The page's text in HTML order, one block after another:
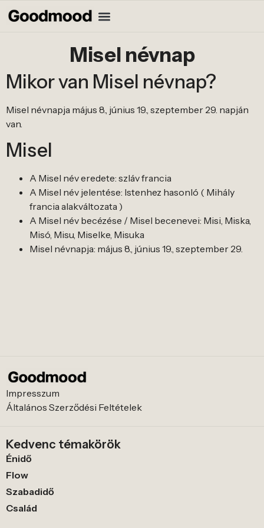
Misel névnap
Mikor van Misel névnap?
Misel névnapja május 8., június 19., szeptember 29. napján
van.
Misel
A Misel név eredete: szláv francia
A Misel név jelentése: Istenhez hasonló ( Mihály
francia alakváltozata )
A Misel név becézése / Misel becenevei: Misi, Miska,
Misó, Misu, Miselke, Misuka
Misel névnapja: május 8., június 19., szeptember 29.
Impresszum
Általános Szerződési Feltételek
Kedvenc témakörök
Énidő
Flow
Szabadidő
Család